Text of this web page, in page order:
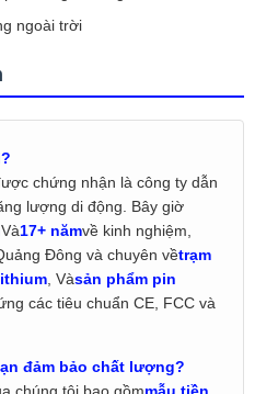
ngoài trời
chứng nhận là công ty dẫn
lượng di động. Bây giờ
Và17+ nămvề kinh nghiệm,
Đông và chuyên vềtrạm
, Vàsản phẩm pin
các tiêu chuẩn CE, FCC và
đảm bảo chất lượng?